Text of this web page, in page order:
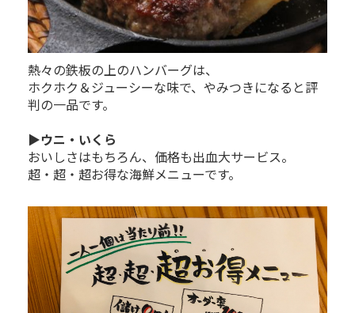
熱々の鉄板の上のハンバーグは、
ホクホク＆ジューシーな味で、やみつきになると評
判の一品です。
▶ウニ・いくら
おいしさはもちろん、価格も出血大サービス。
超・超・超お得な海鮮メニューです。